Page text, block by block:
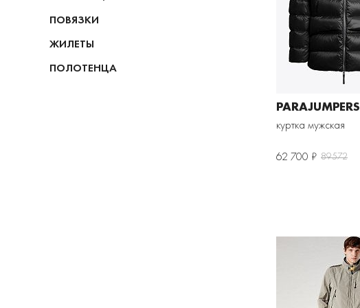
ПОВЯЗКИ
ЖИЛЕТЫ
ПОЛОТЕНЦА
PARAJUMPERS
куртка мужская
62 700 ₽ 89572